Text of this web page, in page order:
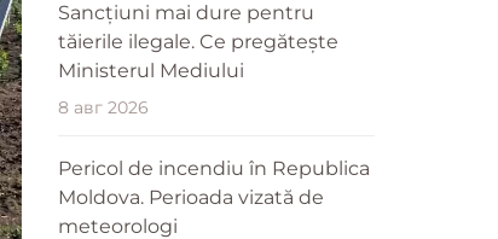
Sancțiuni mai dure pentru
tăierile ilegale. Ce pregătește
Ministerul Mediului
8 авг 2026
Pericol de incendiu în Republica
Moldova. Perioada vizată de
meteorologi